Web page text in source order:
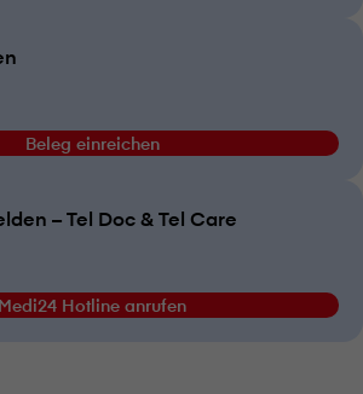
Beleg einreichen
– Tel Doc & Tel Care
Medi24 Hotline anrufen